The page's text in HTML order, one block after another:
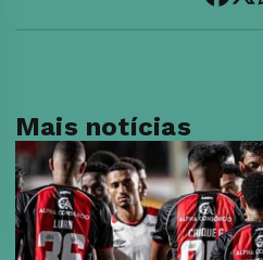
Mais notícias